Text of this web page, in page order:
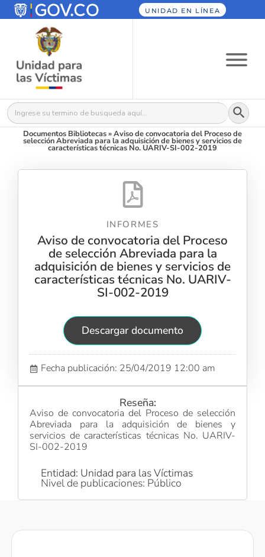
UNIDAD EN LÍNEA
Buscar: Botón
Documentos Bibliotecas»Aviso de convocatoria del Proceso de
selección Abreviada para la adquisición de bienes y servicios de
características técnicas No. UARIV-SI-002-2019
INFORMES
Aviso de convocatoria del Proceso
de selección Abreviada para la
adquisición de bienes y servicios de
características técnicas No. UARIV-
SI-002-2019
Descargar documento
Fecha publicación: 25/04/2019 12:00 am
Reseña:
Aviso de convocatoria del Proceso de selección
Abreviada para la adquisición de bienes y
servicios de características técnicas No. UARIV-
SI-002-2019
Entidad: Unidad para las Víctimas
Nivel de publicaciones: Público